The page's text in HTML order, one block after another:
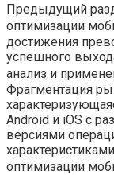
Предыдущий
оптимизации
достижения
успешного
анализ и
Фрагментация
Android и iOS с
версиями
оптимизации